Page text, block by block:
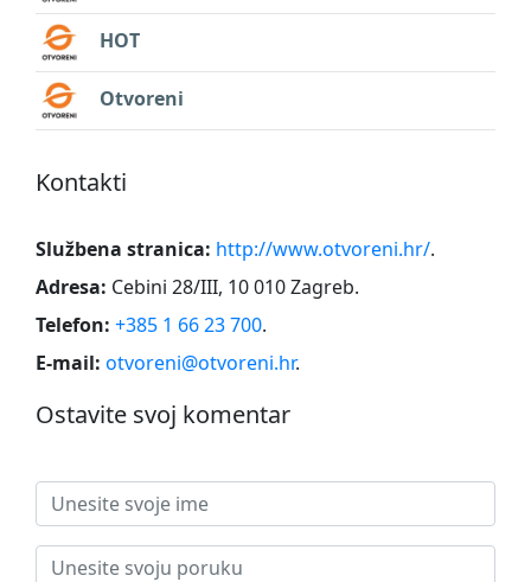
HOT
Otvoreni
Kontakti
Službena stranica: http://www.otvoreni.hr/.
Adresa: Cebini 28/III, 10 010 Zagreb.
Telefon: +385 1 66 23 700.
E-mail: otvoreni@otvoreni.hr.
Ostavite svoj komentar